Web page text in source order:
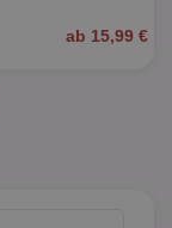
ab 15,99 €